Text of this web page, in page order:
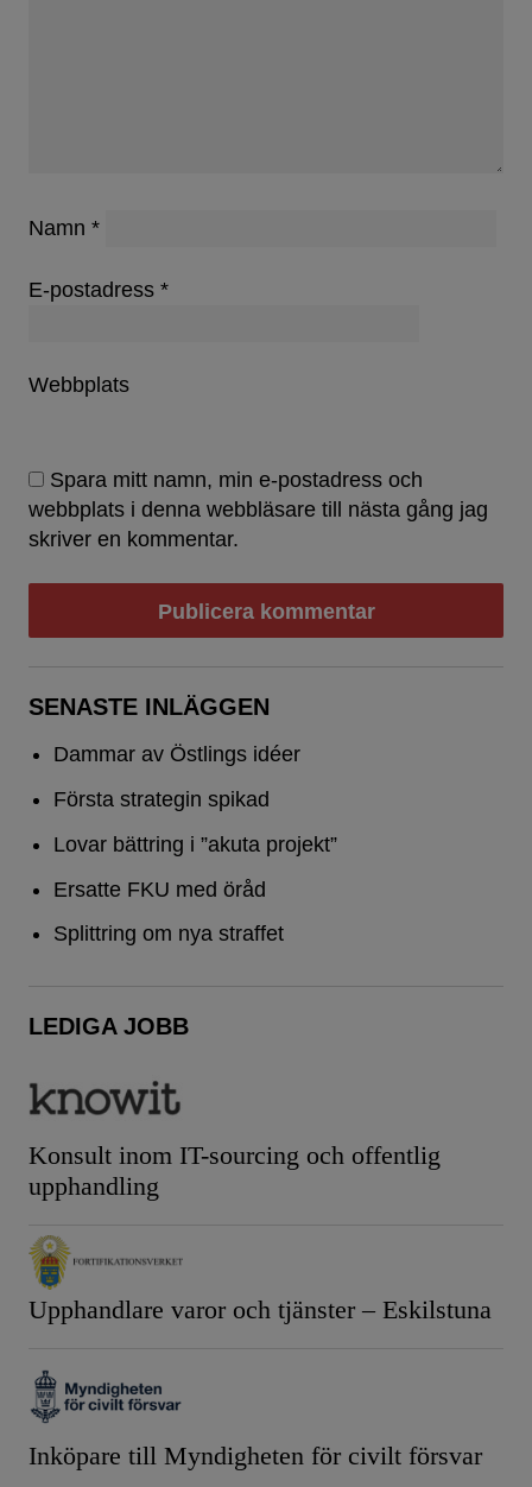
Namn *
E-postadress *
Webbplats
Spara mitt namn, min e-postadress och
webbplats i denna webbläsare till nästa gång jag
skriver en kommentar.
SENASTE INLÄGGEN
Dammar av Östlings idéer
Första strategin spikad
Lovar bättring i ”akuta projekt”
Ersatte FKU med öråd
Splittring om nya straffet
LEDIGA JOBB
Konsult inom IT-sourcing och offentlig
upphandling
Upphandlare varor och tjänster – Eskilstuna
Inköpare till Myndigheten för civilt försvar